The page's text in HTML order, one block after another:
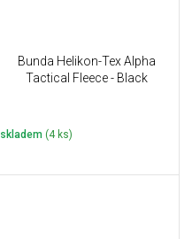
Bunda Helikon-Tex Alpha
Tactical Fleece - Black
skladem (4 ks)